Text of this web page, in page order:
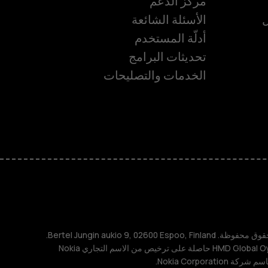
الأسئلة الشائعة
أدلّة المستخدم
تحديثات البرامج
الخدمات والتصليحات
TM و © 2026 HMD Global. جميع الحقوق محفوظة. Bertel Jungin aukio 9, 02600 Espoo, Finland.
مُعرِّف الشركة: 2724044-2. شركة HMD Global Oy حاصلة على ترخيص من الاسم التجاري Nokia